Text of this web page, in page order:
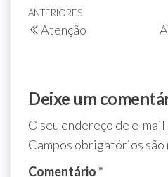
ANTERIORES
Atenção
Deixe um
O seu endereço de e-
Campos obrigatórios são
Comentário*